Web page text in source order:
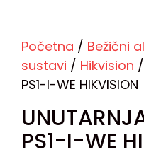
Početna / Bežični
sustavi / Hikvision
PS1-I-WE HIKVISION
PS1-I-WE